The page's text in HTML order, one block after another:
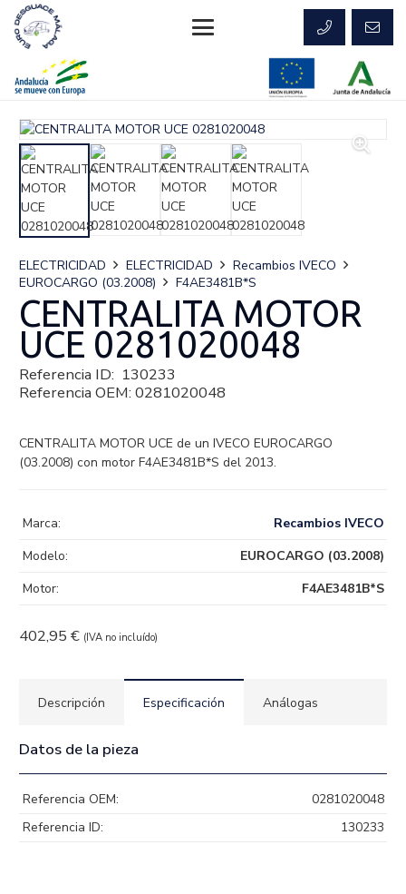
ELECTRICIDAD ELECTRICIDAD
Recambios IVECO
EUROCARGO (03.2008)
F4AE3481B*S
CENTRALITA MOTOR
UCE 0281020048
Referencia ID: 130233
Referencia OEM: 0281020048
CENTRALITA MOTOR UCE de un IVECO EUROCARGO
(03.2008) con motor F4AE3481B*S del 2013.
402,95 € (IVA no incluído)
Marca:
Recambios IVECO
Modelo:
EUROCARGO (03.2008)
Motor:
F4AE3481B*S
Descripción Especificación Análogas
Datos de la pieza
Referencia OEM:
0281020048
Referencia ID:
130233